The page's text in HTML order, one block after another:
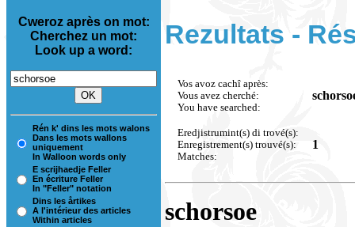
Cweroz après on mot:
Cherchez un mot:
Look up a word:
Rén k' dins les mots walons
Dans les mots wallons
uniquement
In Walloon words only
E scrijhaedje Feller
En écriture Feller
In "Feller" notation
Dins les årtikes
A l'intérieur des articles
Within articles
Rezultats -
Vos avoz cachî après:
Vous avez cherché:
You have searched:
Eredjistrumint(s) di trové(s):
Enregistrement(s) trouvé(s):
Matches:
1
schorsoe